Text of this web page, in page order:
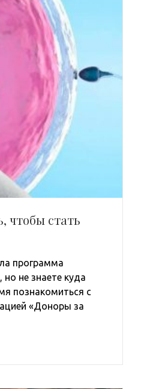
чтобы стать
программа
не знаете куда
познакомиться с
«Доноры за